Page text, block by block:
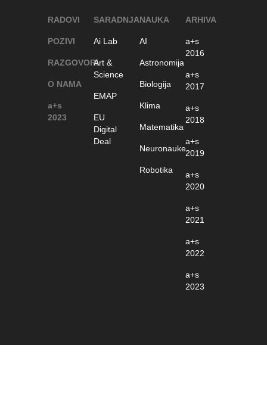
RADOVI
POZIVI
RAZGOVORI
O NAMA
a+s
2023
SARADNJA
Ai Lab
Art &
Science
EMAP
EU
Digital
Deal
NAUKA
AI
Astronomija
Biologija
Klima
Matematika
Neuronauke
Robotika
ARHIVA
a+s
2016
a+s
2017
a+s
2018
a+s
2019
a+s
2020
a+s
2021
a+s
2022
a+s
2023